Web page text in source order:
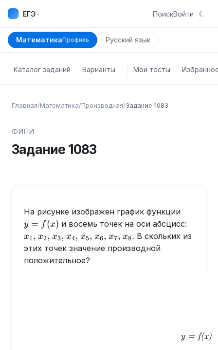
ЕГЭ⌄ ПоискВойти ☾
МатематикаПрофиль Русский язык
Каталог заданий Варианты Мои тесты
Главная/Математика/Производная/Задание 1083
ФИПИ
Задание 1083
На рисунке изображен график функции
y = f(x) и восемь точек на оси абсцисс:
x1, x_2,
x2, x_3,
x3, x_4,
x4, x_5,
x5, x_6,
x6, x_7,
x7, x_8.
x8. В скольких из
этих точек значение производной
положительное?